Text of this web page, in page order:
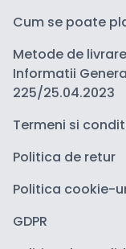
Cum se poate
Metode de livrare
Informatii
225/25.04.2023
Termeni si
Politica de retur
Politica cookie-
GDPR